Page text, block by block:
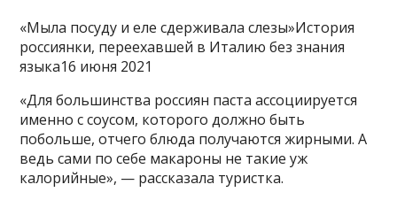
«Мыла посуду и еле сдерживала слезы»История
россиянки, переехавшей в Италию без знания
языка16 июня 2021
«Для большинства россиян паста ассоциируется
именно с соусом, которого должно быть
побольше, отчего блюда получаются жирными. А
ведь сами по себе макароны не такие уж
калорийные», — рассказала туристка.